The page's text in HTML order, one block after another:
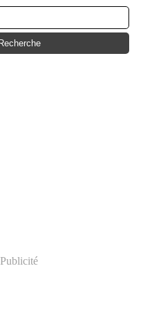
Publicité